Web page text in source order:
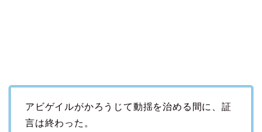
アビゲイルがかろうじて動揺を治める間に、証
言は終わった。